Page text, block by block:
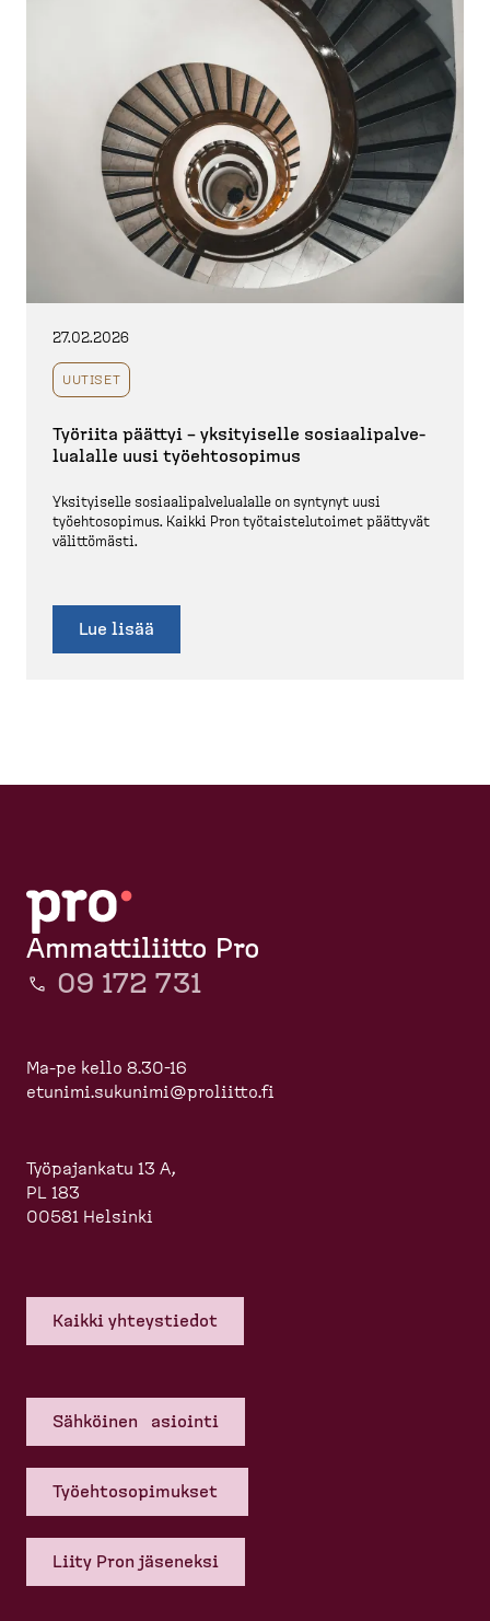
27.02.2026
UUTISET
Työriita päättyi – yksityiselle sosiaa­li­pal­ve­
lualalle uusi työehto­sopimus
Yksityiselle sosiaa­li­pal­ve­lualalle on syntynyt uusi
työehto­sopimus. Kaikki Pron työtais­te­lu­toimet päättyvät
välittömästi.
Lue lisää
Ammattiliitto Pro
09 172 731
Ma-pe kello 8.30-16
etunimi.sukunimi@proliitto.fi
Työpajankatu 13 A,
PL 183
00581 Helsinki
Kaikki yhteys­tiedot
Sähköinen asiointi
Työehto­so­pi­mukset
Liity Pron jäseneksi